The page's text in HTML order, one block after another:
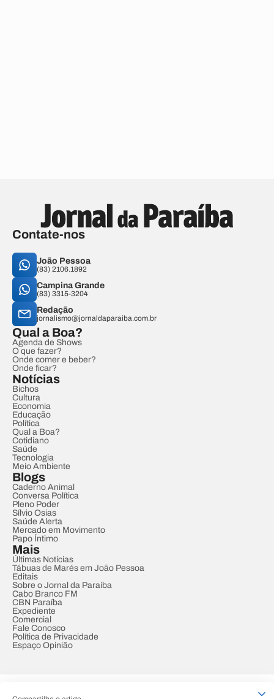
Contate-nos
João Pessoa
(83) 2106.1892
Campina Grande
(83) 3315-3204
Redação
jornalismo@jornaldaparaiba.com.br
Qual a Boa?
Agenda de Shows
O que fazer?
Onde comer e beber?
Onde ficar?
Notícias
Bichos
Cultura
Economia
Educação
Política
Qual a Boa?
Cotidiano
Saúde
Tecnologia
Meio Ambiente
Blogs
Caderno Animal
Conversa Política
Pleno Poder
Sílvio Osias
Saúde Alerta
Mercado em Movimento
Papo Íntimo
Mais
Últimas Notícias
Tábuas de Marés em João Pessoa
Editais
Sobre o Jornal da Paraíba
Cabo Branco FM
CBN Paraíba
Expediente
Comercial
Fale Conosco
Política de Privacidade
Espaço Opinião